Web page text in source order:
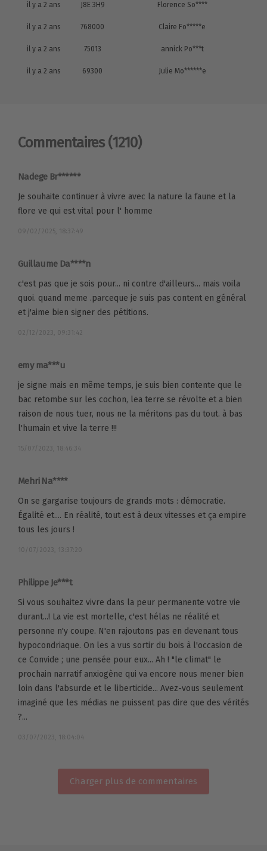
il y a 2 ans J8E 3H9 Florence So****
il y a 2 ans 768000 Claire Fo*****e
il y a 2 ans 75013 annick Po***t
il y a 2 ans 69300 Julie Mo******e
Commentaires (1210)
Nadege Br******
Je souhaite continuer à vivre avec la nature la faune et la
flore ve qui est vital pour l' homme
09/02/2025, 18:37:49
Guillaume Da****n
c'est pas que je sois pour... ni contre d'ailleurs... mais voila
quoi. quand meme .parceque je suis pas content en général
et j'aime bien signer des pétitions.
02/12/2023, 09:31:42
emy ma***u
je signe mais en même temps, je suis bien contente que le
bac retombe sur les cochon, lea terre se révolte et a bien
raison de nous tuer, nous ne la méritons pas du tout. à bas
l'humain et vive la terre !!!
15/07/2023, 18:46:34
Mehri Na****
On se gargarise toujours de grands mots : démocratie.
Égalité et.... En réalité, tout est à deux vitesses et ça empire
tous les jours !
10/07/2023, 13:37:20
Philippe Je***t
Si vous souhaitez vivre dans la peur permanente votre vie
durant...! La vie est mortelle, c'est hélas ne réalité et
personne n'y coupe. N'en rajoutons pas en devenant tous
hypocondriaque. On les a vus sortir du bois à l'occasion de
ce Convide ; une pensée pour eux... Ah ! "le climat" le
prochain narratif anxiogène qui va encore nous mener bien
loin dans l'absurde et le liberticide... Avez-vous seulement
imaginé que les médias ne puissent pas dire que des vérités
?...
03/07/2023, 18:04:04
Charger plus de commentaires